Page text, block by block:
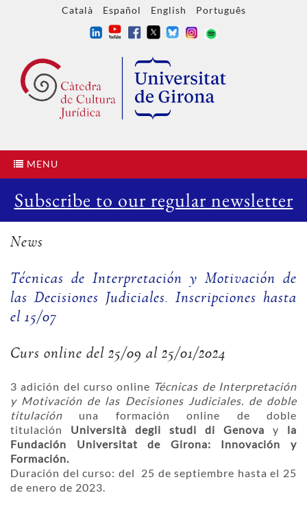
Català Español English Português
MENU
Subscribe to our regular newsletter
News
Técnicas de Interpretación y Motivación de
las Decisiones Judiciales. Inscripciones hasta
el 15/07
Curs online del 25/09 al 25/01/2024
3 adición del curso online Técnicas de Interpretación
y Motivación de las Decisiones Judiciales. de doble
titulación una formación online de doble
titulación Università degli studi di Genova y la
Fundación Universitat de Girona: Innovación y
Formación.
Duración del curso: del 25 de septiembre hasta el 25
de enero de 2023.